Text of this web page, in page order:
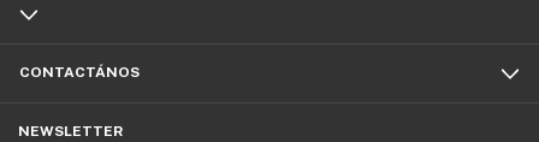
CONTACTÁNOS
NEWSLETTER